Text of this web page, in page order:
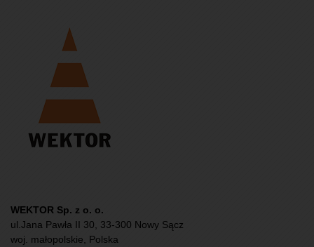
WEKTOR Sp. z o. o.
ul.Jana Pawła II 30, 33-300 Nowy Sącz
woj. małopolskie, Polska